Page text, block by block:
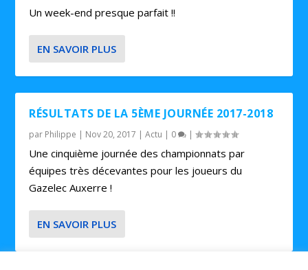
Un week-end presque parfait !!
EN SAVOIR PLUS
RÉSULTATS DE LA 5ÈME JOURNÉE 2017-2018
par Philippe | Nov 20, 2017 |Actu | 0 |
Une cinquième journée des championnats par
équipes très décevantes pour les joueurs du
Gazelec Auxerre !
EN SAVOIR PLUS